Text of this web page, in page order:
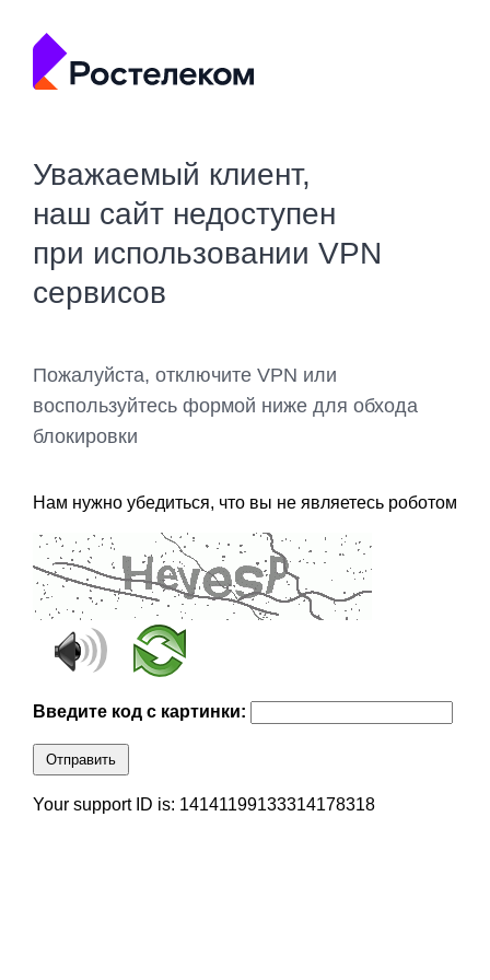
Уважаемый клиент,
наш сайт недоступен
при использовании VPN
сервисов
Пожалуйста, отключите VPN или
воспользуйтесь формой ниже для обхода
блокировки
Нам нужно убедиться, что вы не являетесь роботом
Введите код с картинки:
Отправить
Your support ID is: 14141199133314178318